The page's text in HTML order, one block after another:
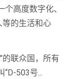
高度数字化、
等的生活和心
的联众国，所有
503号...